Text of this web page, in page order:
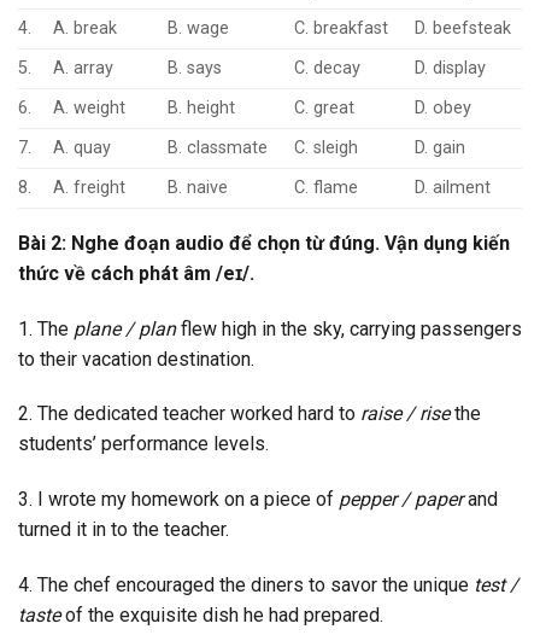
4.
A. break B. wage C. breakfast
D. beefsteak
5.
A. array B. says C. decay
D. display
6.
A. weight B. height C. great
D. obey
7.
A. quay B. classmate C. sleigh
D. gain
8.
A. freight B. naive C. flame D. ailment
Bài 2: Nghe đoạn audio để chọn từ đúng. Vận dụng kiến
thức về cách phát âm /eɪ/.
1. The plane / planflew high in the sky, carrying passengers
to their vacation destination.
2. The dedicated teacher worked hard to raise / risethe
students’ performance levels.
3. I wrote my homework on a piece of pepper / paperand
turned it in to the teacher.
4. The chef encouraged the diners to savor the unique test /
tasteof the exquisite dish he had prepared.